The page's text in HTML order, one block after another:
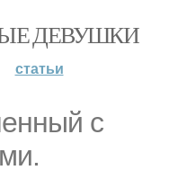
ДЕВУШКИ
статьи
с